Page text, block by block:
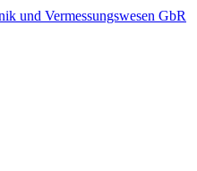
und Vermessungswesen GbR